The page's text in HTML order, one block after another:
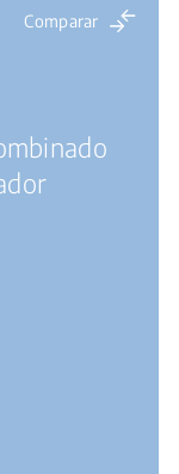
Comparar